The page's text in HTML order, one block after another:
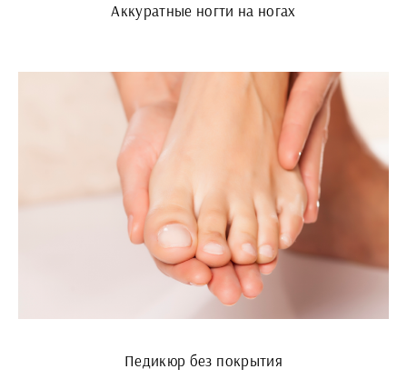
Аккуратные ногти на ногах
Педикюр без покрытия